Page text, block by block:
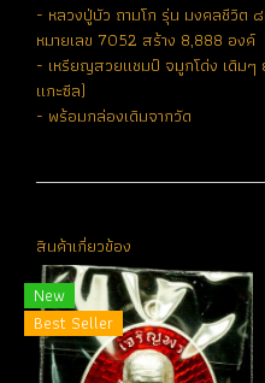
- หลวงปู่บัว ถามโก รุ่น มงคลชีวิต
หมายเลข 7052 สร้าง 8,888 องค์
- เหรียญสวยแชมป์ จมูกโด่ง เดิมๆ
แกะซีล)
- พร้อมกล่องเดิมจากวัด
สินค้าเกี่ยวข้อง
New
Best Seller